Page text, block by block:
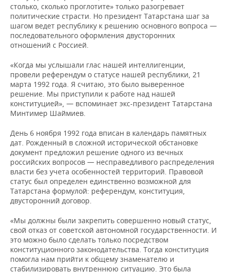
столько, сколько проглотите» только разогревает
политические страсти. Но президент Татарстана шаг за
шагом ведет республику к решению основного вопроса —
последовательного оформления двусторонних
отношений с Россией.
«Когда мы услышали глас нашей интеллигенции,
провели референдум о статусе нашей республики, 21
марта 1992 года. Я считаю, это было выверенное
решение. Мы приступили к работе над нашей
конституцией», — вспоминает экс-президент Татарстана
Минтимер Шаймиев.
День 6 ноября 1992 года вписан в календарь памятных
дат. Рожденный в сложной исторической обстановке
документ предложил решение одного из вечных
российских вопросов — несправедливого распределения
власти без учета особенностей территорий. Правовой
статус был определен единственно возможной для
Татарстана формулой: референдум, конституция,
двусторонний договор.
«Мы должны были закрепить совершенно новый статус,
свой отказ от советской автономной государственности. И
это можно было сделать только посредством
конституционного законодательства. Тогда конституция
помогла нам прийти к общему знаменателю и
стабилизировать внутреннюю ситуацию. Это была